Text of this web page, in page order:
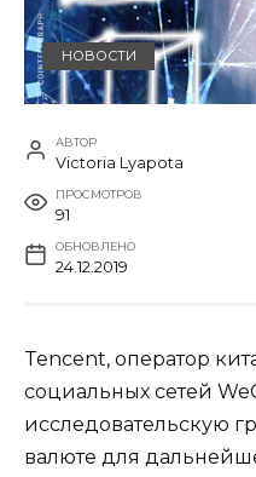
НОВОСТИ
АВТОР
Victoria Lyapota
ПРОСМОТРОВ
91
ОБНОВЛЕНО
24.12.2019
Tencent, оператор
социальных сетей
исследовательскую
валюте для